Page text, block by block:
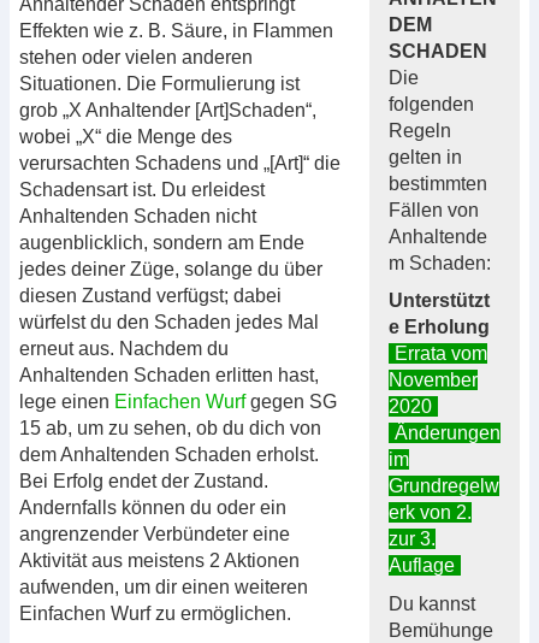
DEM
SCHADEN
Die
folgenden
Regeln
gelten in
bestimmten
Fällen von
Anhaltende
m Schaden:
Unterstützt
e Erholung
Errata vom
November
2020
Änderungen
im
Grundregelw
erk von 2.
zur 3.
Auflage
Du kannst
Bemühunge
Effekten wie z. B. Säure, in Flammen
stehen oder vielen anderen
Situationen. Die Formulierung ist
grob „X Anhaltender [Art]Schaden“,
wobei „X“ die Menge des
verursachten Schadens und „[Art]“ die
Schadensart ist. Du erleidest
Anhaltenden Schaden nicht
augenblicklich, sondern am Ende
jedes deiner Züge, solange du über
diesen Zustand verfügst; dabei
würfelst du den Schaden jedes Mal
erneut aus. Nachdem du
Anhaltenden Schaden erlitten hast,
lege einen Einfachen Wurfgegen SG
15 ab, um zu sehen, ob du dich von
dem Anhaltenden Schaden erholst.
Bei Erfolg endet der Zustand.
Andernfalls können du oder ein
angrenzender Verbündeter eine
Aktivität aus meistens 2 Aktionen
aufwenden, um dir einen weiteren
Einfachen Wurf zu ermöglichen.